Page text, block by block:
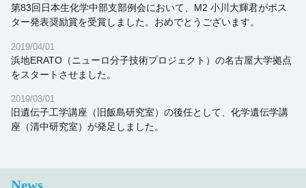
第83回日本生化学中部支部例会において、M2 小川大輝君がポス
ター発表奨励賞を受賞しました。おめでとうございます。
2019/04/01
浜地ERATO（ニューロ分子技術プロジェクト）の名古屋大学拠点
をスタートさせました。
2019/03/01
旧遺伝子工学講座（旧飯島研究室）の後任として、化学遺伝学講
座（清中研究室）が発足しました。